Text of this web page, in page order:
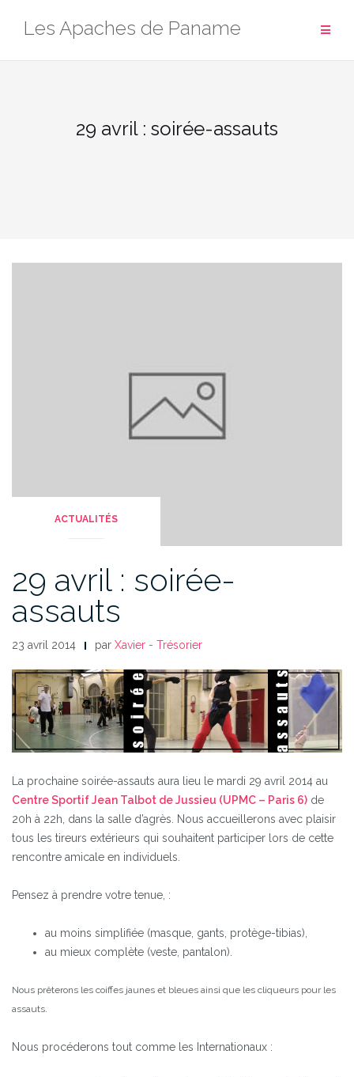
Les Apaches de Paname
29 avril : soirée-assauts
ACTUALITÉS
29 avril : soirée-
assauts
23 avril 2014 par Xavier - Trésorier
La prochaine soirée-assauts aura lieu le mardi 29 avril 2014 au
Centre Sportif Jean Talbot de Jussieu (UPMC – Paris 6) de
20h à 22h, dans la salle d’agrès. Nous accueillerons avec plaisir
tous les tireurs extérieurs qui souhaitent participer lors de cette
rencontre amicale en individuels.
Pensez à prendre votre tenue, :
au moins simplifiée (masque, gants, protège-tibias),
au mieux complète (veste, pantalon).
Nous prêterons les coiffes jaunes et bleues ainsi que les cliqueurs pour les
assauts.
Nous procéderons tout comme les Internationaux :